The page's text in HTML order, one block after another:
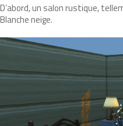
D’abord, un salon rustique,
Blanche neige.